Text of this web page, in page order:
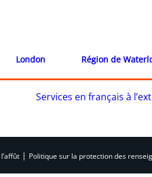
London Région de
Services en français à
| Politique sur la protection des